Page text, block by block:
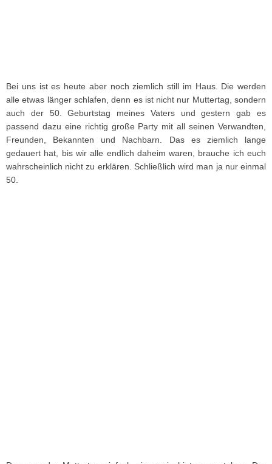
Bei uns ist es heute aber noch ziemlich still im Haus. Die werden
alle etwas länger schlafen, denn es ist nicht nur Muttertag, sondern
auch der 50. Geburtstag meines Vaters und gestern gab es
passend dazu eine richtig große Party mit all seinen Verwandten,
Freunden, Bekannten und Nachbarn. Das es ziemlich lange
gedauert hat, bis wir alle endlich daheim waren, brauche ich euch
wahrscheinlich nicht zu erklären. Schließlich wird man ja nur einmal
50.